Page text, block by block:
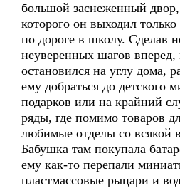
большой заснеженный
которого он выходил
по дороге в школу. Сделав
неуверенных шагов вперед,
остановился на углу дома,
ему добраться до детского
подарков или на крайний
ряды, где помимо товаров
любимые отделы со всякой
Бабушка там покупала
ему как-то перепали
пластмассовые рыцари и